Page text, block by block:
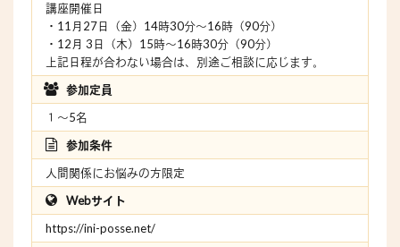
講座開催日
・11月27日（金）14時30分〜16時（90分）
・12月 3日（木）15時〜16時30分（90分）
上記日程が合わない場合は、別途ご相談に応じます。
参加定員
１〜5名
参加条件
人間関係にお悩みの方限定
Webサイト
https://ini-posse.net/